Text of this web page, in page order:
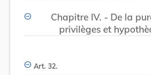
Chapitre IV. - De la
privilèges et
Art. 32.